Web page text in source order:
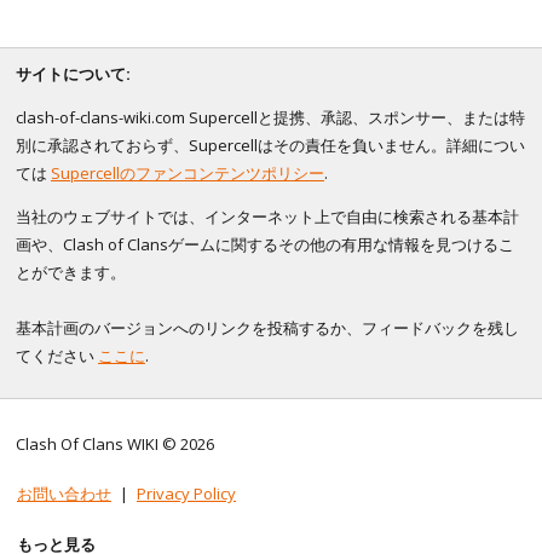
サイトについて:
clash-of-clans-wiki.com Supercellと提携、承認、スポンサー、または特
別に承認されておらず、Supercellはその責任を負いません。詳細につい
ては Supercellのファンコンテンツポリシー.
当社のウェブサイトでは、インターネット上で自由に検索される基本計
画や、Clash of Clansゲームに関するその他の有用な情報を見つけるこ
とができます。
基本計画のバージョンへのリンクを投稿するか、フィードバックを残し
てください ここに.
Clash Of Clans WIKI © 2026
お問い合わせ | Privacy Policy
もっと見る